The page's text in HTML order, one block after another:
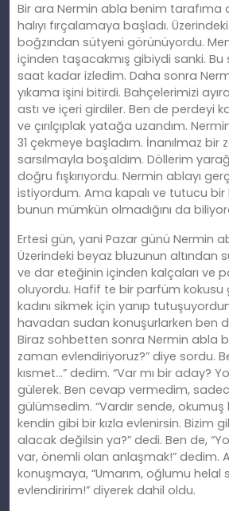
Bir ara Nermin abla benim tarafıma
halıyı fırçalamaya başladı. Üzerindeki
boğzından sütyeni görünüyordu.
içinden taşacakmış gibiydi sanki. Bu
saat kadar izledim. Daha sonra
yıkama işini bitirdi. Bahçelerimizi
astı ve içeri girdiler. Ben de perdeyi
ve çırılçıplak yatağa uzandım.
31 çekmeye başladım. İnanılmaz bir
sarsılmayla boşaldım. Döllerim
doğru fışkırıyordu. Nermin ablayı
istiyordum. Ama kapalı ve tutucu bir
bunun mümkün olmadığını da
Ertesi gün, yani Pazar günü Nermin
Üzerindeki beyaz bluzunun altından
ve dar eteğinin içinden kalçaları ve
oluyordu. Hafif te bir parfüm kokusu
kadını sikmek için yanıp
havadan sudan konuşurlarken ben
Biraz sohbetten sonra Nermin abla
zaman evlendiriyoruz?” diye sordu.
kısmet…” dedim. “Var mı bir aday?
gülerek. Ben cevap vermedim,
gülümsedim. “Vardır sende,
kendin gibi bir kızla evlenirsin. Bizim
alacak değilsin ya?” dedi. Ben de,
var, önemli olan anlaşmak!” dedim.
konuşmaya, “Umarım, oğlumu helal
evlendiririm!” diyerek dahil oldu.